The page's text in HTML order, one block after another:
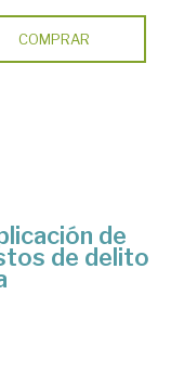
COMPRAR
de
de delito